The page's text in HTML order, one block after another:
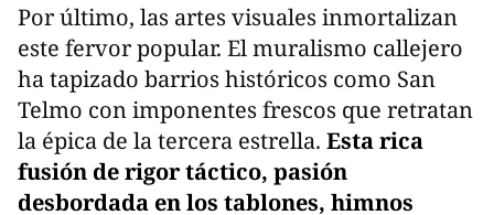
Por último, las artes visuales inmortalizan
este fervor popular. El muralismo callejero
ha tapizado barrios históricos como San
Telmo con imponentes frescos que retratan
la épica de la tercera estrella. Esta rica
fusión de rigor táctico, pasión
desbordada en los tablones, himnos